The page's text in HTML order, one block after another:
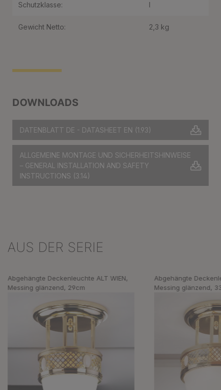
DOWNLOADS
DATENBLATT DE - DATASHEET EN (1.93)
ALLGEMEINE MONTAGE UND SICHERHEITSHINWEISE
– GENERAL INSTALLATION AND SAFETY
INSTRUCTIONS (3.14)
Schutzklasse: I
Gewicht Netto: 2,3 kg
Produktgalerie überspringen
AUS DER SERIE
Abgehängte Deckenleuchte ALT WIEN,
Messing glänzend, 29cm
Abgehängte
Messing glänzend,